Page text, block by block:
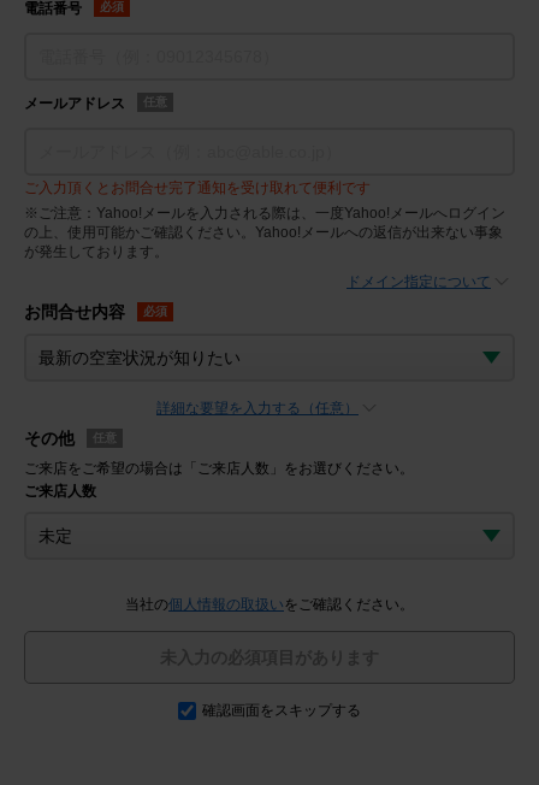
電話番号 必須
メールアドレス 任意
ご入力頂くとお問合せ完了通知を受け取れて便利です
※ご注意：Yahoo!メールを入力される際は、一度Yahoo!メールへログイン
の上、使用可能かご確認ください。Yahoo!メールへの返信が出来ない事象
が発生しております。
ドメイン指定について
お問合せ内容 必須
詳細な要望を入力する（任意）
その他 任意
ご来店をご希望の場合は「ご来店人数」をお選びください。
ご来店人数
当社の個人情報の取扱い をご確認ください。
未入力の必須項目があります
確認画面をスキップする